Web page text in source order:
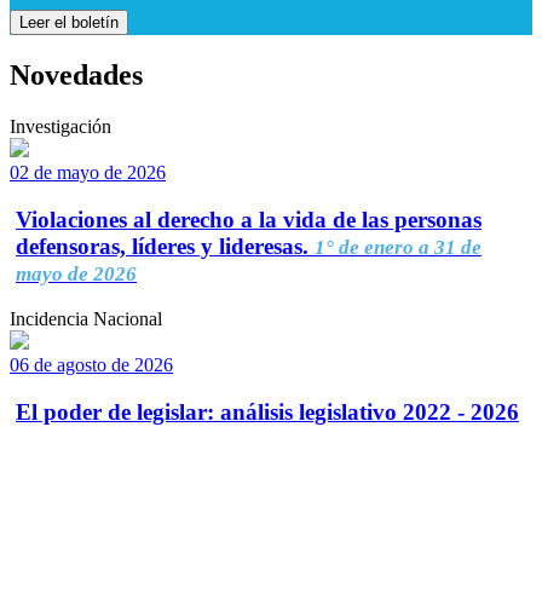
Leer el boletín
Novedades
Investigación
02 de mayo de 2026
Violaciones al derecho a la vida de las personas
defensoras, líderes y lideresas. 1° de enero a 31 de
mayo de 2026
Incidencia Nacional
06 de agosto de 2026
El poder de legislar: análisis legislativo 2022 - 2026